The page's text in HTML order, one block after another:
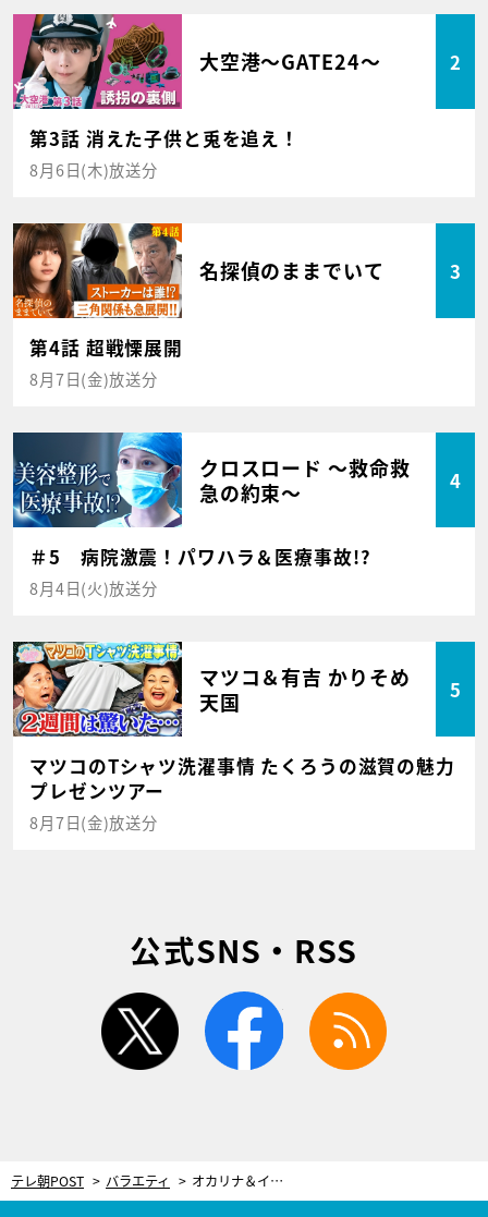
大空港～GATE24～ 2
第3話 消えた子供と兎を追え！
8月6日(木)放送分
名探偵のままでいて 3
第4話 超戦慄展開
8月7日(金)放送分
クロスロード ～救命救
急の約束～
4
＃5 病院激震！パワハラ＆医療事故!?
8月4日(火)放送分
マツコ＆有吉 かりそめ
天国
5
マツコのTシャツ洗濯事情 たくろうの滋賀の魅力
プレゼンツアー
8月7日(金)放送分
公式SNS・RSS
twitter facebook
テレ朝POST バラエティ オカリナ＆イワクラ、異色コンビがロケに挑戦！「あまりしゃべったことない…」